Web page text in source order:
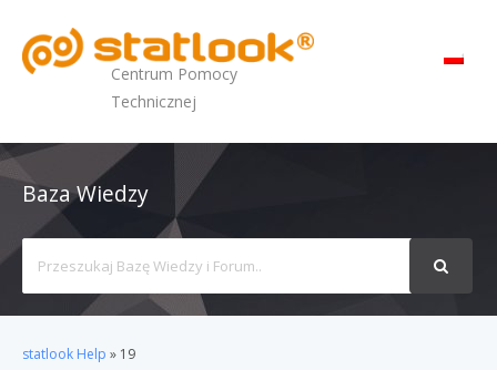
Centrum Pomocy
Technicznej
Baza Wiedzy
For
statlook Help » 19